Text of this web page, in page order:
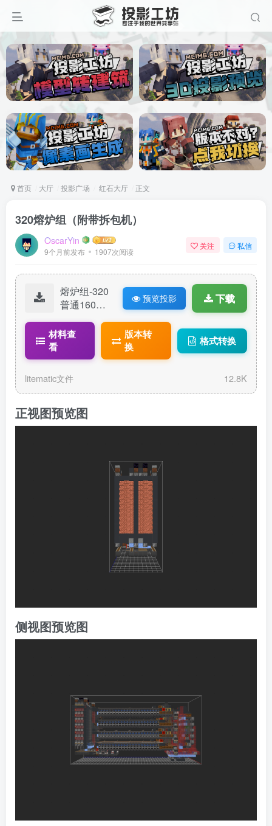
首页 大厅 投影广场 红石大厅 正文
320熔炉组（附带拆包机）
OscarYin
9个月前发布 1907次阅读
关注 私信
熔炉组-320
普通160石
litematic
预览投影 下载
材料查
看
版本转
换
格式转换
litematic文件 12.8K
正视图预览图
侧视图预览图